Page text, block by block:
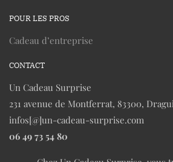
POUR LES PROS
Cadeau d’entreprise
CONTACT
Un Cadeau Surprise
231 avenue de Montferrat, 83300,
infos[@]un-cadeau-surprise.com
06 49 73 54 80